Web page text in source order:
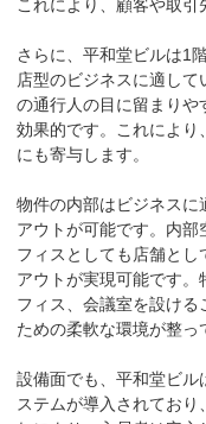
これにより、顧客や取引
さらに、平和堂ビルは1
店型のビジネスに適して
の通行人の目に留まりや
効果的です。これにより
にも寄与します。
物件の内部はビジネスに
アウトが可能です。内
フィスとしても店舗とし
アウトが実現可能です
フィス、会議室を設ける
ための柔軟な環境が整っ
設備面でも、平和堂ビル
ステムが導入されており